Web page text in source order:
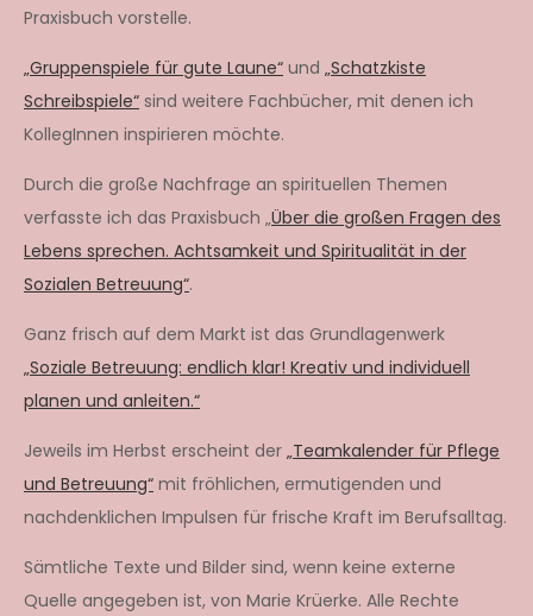
Praxisbuch vorstelle.
„Gruppenspiele für gute Laune“ und „Schatzkiste
Schreibspiele“ sind weitere Fachbücher, mit denen ich
KollegInnen inspirieren möchte.
Durch die große Nachfrage an spirituellen Themen
verfasste ich das Praxisbuch „Über die großen Fragen des
Lebens sprechen. Achtsamkeit und Spiritualität in der
Sozialen Betreuung“.
Ganz frisch auf dem Markt ist das Grundlagenwerk
„Soziale Betreuung: endlich klar! Kreativ und individuell
planen und anleiten.“
Jeweils im Herbst erscheint der „Teamkalender für Pflege
und Betreuung“ mit fröhlichen, ermutigenden und
nachdenklichen Impulsen für frische Kraft im Berufsalltag.
Sämtliche Texte und Bilder sind, wenn keine externe
Quelle angegeben ist, von Marie Krüerke. Alle Rechte